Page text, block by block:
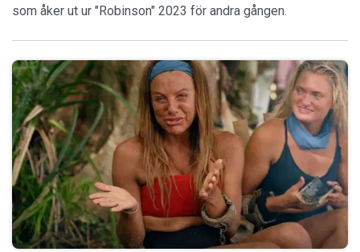
som åker ut ur "Robinson" 2023 för andra gången.